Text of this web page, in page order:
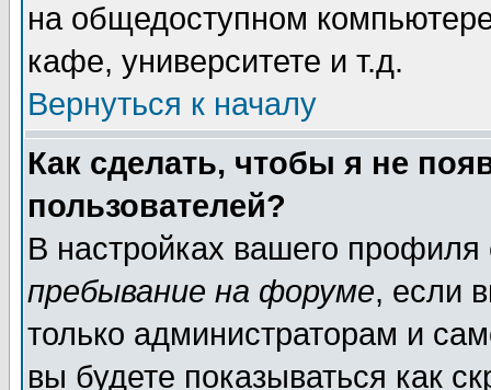
на общедоступном
кафе, университете и т.д.
Вернуться к началу
Как сделать, чтобы я не
пользователей?
В настройках вашего
пребывание на форуме, если
только администраторам и
вы будете показываться как